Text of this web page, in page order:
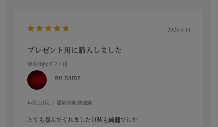
2026.5.14
ブレゼント用に購入しました
使用目的:ギフト用
no name
年代: 10代 都道府県:茨城県
とても喜んでくれました包装も綺麗でした